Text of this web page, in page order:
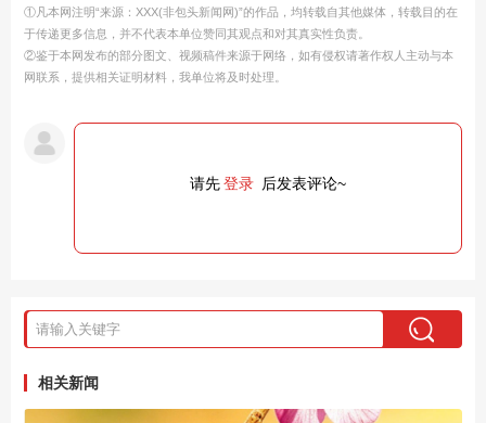
①凡本网注明“来源：XXX(非包头新闻网)”的作品，均转载自其他媒体，转载目的在
于传递更多信息，并不代表本单位赞同其观点和对其真实性负责。
②鉴于本网发布的部分图文、视频稿件来源于网络，如有侵权请著作权人主动与本
网联系，提供相关证明材料，我单位将及时处理。
请先登录 后发表评论~
相关新闻